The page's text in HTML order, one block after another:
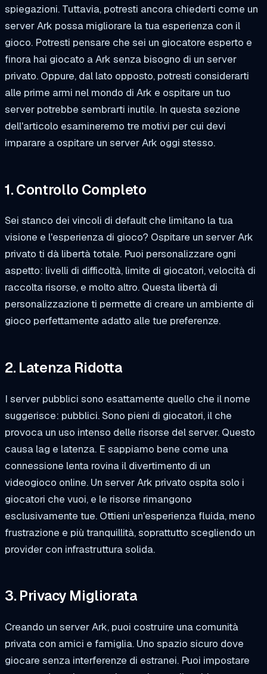
spiegazioni. Tuttavia, potresti ancora chiederti come un
server Ark possa migliorare la tua esperienza con il
gioco. Potresti pensare che sei un giocatore esperto e
finora hai giocato a Ark senza bisogno di un server
privato. Oppure, dal lato opposto, potresti considerarti
alle prime armi nel mondo di Ark e ospitare un tuo
server potrebbe sembrarti inutile. In questa sezione
dell'articolo esamineremo tre motivi per cui devi
imparare a ospitare un server Ark oggi stesso.
1. Controllo Completo
Sei stanco dei vincoli di default che limitano la tua
visione e l'esperienza di gioco? Ospitare un server Ark
privato ti dà libertà totale. Puoi personalizzare ogni
aspetto: livelli di difficoltà, limite di giocatori, velocità di
raccolta risorse, e molto altro. Questa libertà di
personalizzazione ti permette di creare un ambiente di
gioco perfettamente adatto alle tue preferenze.
2. Latenza Ridotta
I server pubblici sono esattamente quello che il nome
suggerisce: pubblici. Sono pieni di giocatori, il che
provoca un uso intenso delle risorse del server. Questo
causa lag e latenza. E sappiamo bene come una
connessione lenta rovina il divertimento di un
videogioco online. Un server Ark privato ospita solo i
giocatori che vuoi, e le risorse rimangono
esclusivamente tue. Ottieni un'esperienza fluida, meno
frustrazione e più tranquillità, soprattutto scegliendo un
provider con infrastruttura solida.
3. Privacy Migliorata
Creando un server Ark, puoi costruire una comunità
privata con amici e famiglia. Uno spazio sicuro dove
giocare senza interferenze di estranei. Puoi impostare